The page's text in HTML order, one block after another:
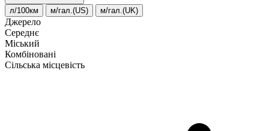
л/100км м/гал.(US) м/гал.(UK)
Джерело
Середнє
Міський
Комбіновані
Сільська місцевість